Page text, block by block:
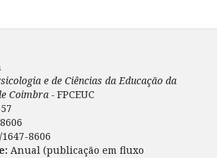
e de Ciências da Educação da
Coimbra - FPCEUC
1647-8606
Anual (publicação em fluxo